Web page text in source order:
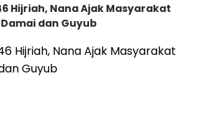
Hijriah, Nana Ajak Masyarakat
dan Guyub
Hijriah, Nana Ajak Masyarakat
Guyub